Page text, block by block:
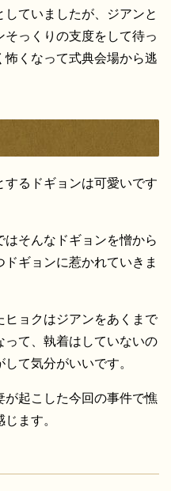
ていましたが、ジアンと
っくりの支度をして待っ
くなって式典会場から逃
るドギョンは可愛いです
そんなドギョンを憎から
ギョンに惹かれていきま
ョクはジアンをあくまで
って、執着はしていないの
て気分がいいです。
が起こした今回の事件で憔
ます。